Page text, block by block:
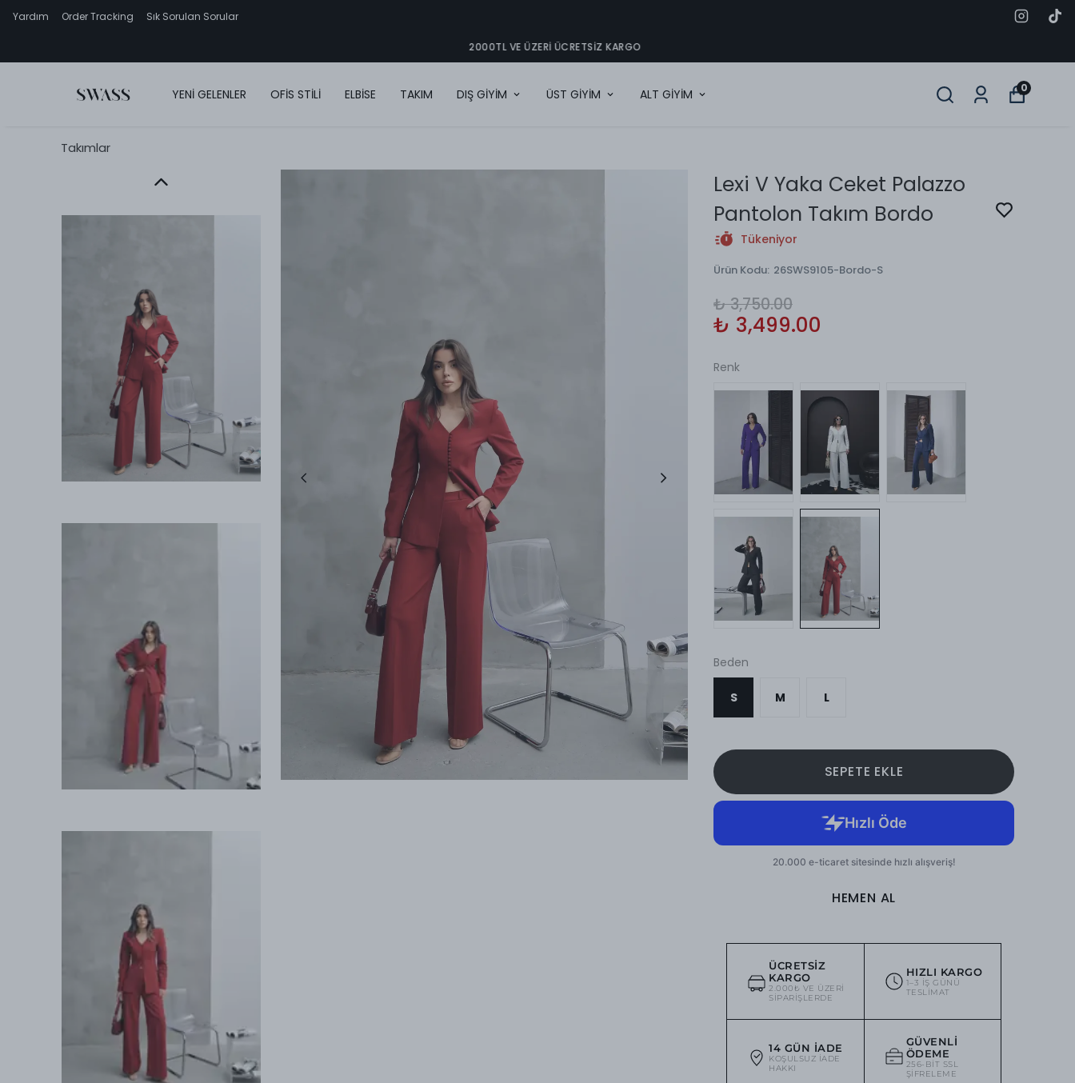
Yardım Order Tracking Sık Sorulan Sorular
2000TL VE ÜZERI ÜCRETSIZ KARGO
YENİ GELENLER OFİS STİLİ ELBİSE TAKIM DIŞ GİYİM ÜST GİYİM ALT GİYİM 0
Takımlar
Lexi V Yaka Ceket Palazzo
Pantolon Takım Bordo
Tükeniyor
Ürün Kodu: 26SWS9105-Bordo-S
₺ 3,750.00
₺ 3,499.00
Renk
Beden
S M L
SEPETE EKLE
HEMEN AL
ÜCRETSIZ
KARGO
2.000₺ VE ÜZERI
SIPARIŞLERDE
HIZLI KARGO
1–3 IŞ GÜNÜ
TESLIMAT
14 GÜN İADE
KOŞULSUZ IADE
HAKKI
GÜVENLI
ÖDEME
256-BIT SSL
ŞIFRELEME